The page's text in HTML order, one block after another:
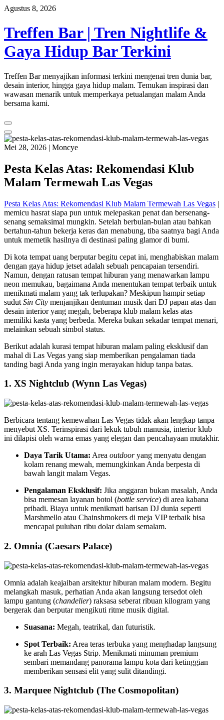
Skip
content
Agustus 8, 2026
Treffen Bar | Tren Nightlife &
Gaya Hidup Bar Terkini
Treffen Bar menyajikan informasi terkini mengenai tren dunia bar,
desain interior, hingga gaya hidup malam. Temukan inspirasi dan
wawasan menarik untuk memperkaya petualangan malam Anda
bersama kami.
Mei 28, 2026 | Moncye
Pesta Kelas Atas: Rekomendasi Klub
Malam Termewah Las Vegas
Pesta Kelas Atas: Rekomendasi Klub Malam Termewah Las Vegas |
memicu hasrat siapa pun untuk melepaskan penat dan bersenang-
senang semaksimal mungkin. Setelah berbulan-bulan atau bahkan
bertahun-tahun bekerja keras dan menabung, tiba saatnya bagi Anda
untuk memetik hasilnya di destinasi paling glamor di bumi.
Di kota tempat uang berputar begitu cepat ini, menghabiskan malam
dengan gaya hidup jetset adalah sebuah pencapaian tersendiri.
Namun, dengan ratusan tempat hiburan yang menawarkan lampu
neon memukau, bagaimana Anda menentukan tempat terbaik untuk
menikmati malam yang tak terlupakan? Meskipun hampir setiap
sudut Sin City menjanjikan dentuman musik dari DJ papan atas dan
desain interior yang megah, beberapa klub malam kelas atas
memiliki kasta yang berbeda. Mereka bukan sekadar tempat menari,
melainkan sebuah simbol status.
Berikut adalah kurasi tempat hiburan malam paling eksklusif dan
mahal di Las Vegas yang siap memberikan pengalaman tiada
tanding bagi Anda yang ingin merayakan hidup tanpa batas.
1. XS Nightclub (Wynn Las Vegas)
Berbicara tentang kemewahan Las Vegas tidak akan lengkap tanpa
menyebut XS. Terinspirasi dari lekuk tubuh manusia, interior klub
ini dilapisi oleh warna emas yang elegan dan pencahayaan mutakhir.
Daya Tarik Utama: Area outdooryang menyatu dengan
kolam renang mewah, memungkinkan Anda berpesta di
bawah langit malam Vegas.
Pengalaman Eksklusif: Jika anggaran bukan masalah, Anda
bisa memesan layanan botol (bottle service) di area kabana
pribadi. Biaya untuk menikmati barisan DJ dunia seperti
Marshmello atau Chainshmokers di meja VIP terbaik bisa
mencapai puluhan ribu dolar dalam semalam.
2. Omnia (Caesars Palace)
Omnia adalah keajaiban arsitektur hiburan malam modern. Begitu
melangkah masuk, perhatian Anda akan langsung tersedot oleh
lampu gantung (chandelier) raksasa seberat ribuan kilogram yang
bergerak dan berputar mengikuti ritme musik digital.
Suasana: Megah, teatrikal, dan futuristik.
Spot Terbaik: Area teras terbuka yang menghadap langsung
ke arah Las Vegas Strip. Menikmati minuman premium
sembari memandang panorama lampu kota dari ketinggian
memberikan sensasi elit yang sulit ditandingi.
3. Marquee Nightclub (The Cosmopolitan)